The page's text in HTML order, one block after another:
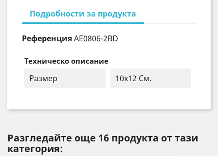
Подробности за продукта
РеференцияAE0806-2BD
Техническо описание
Размер 10х12 См.
Разгледайте още 16 продукта от тази
категория: